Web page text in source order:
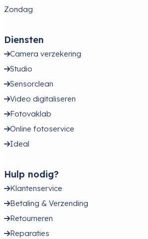
Zondag
Diensten
Camera verzekering
Studio
Sensorclean
Video digitaliseren
Fotovaklab
Online fotoservice
Ideal
Hulp nodig?
Klantenservice
Betaling & Verzending
Retourneren
Reparaties